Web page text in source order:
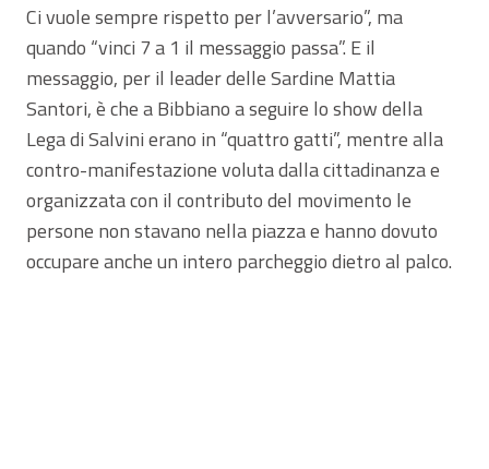
Ci vuole sempre rispetto per l’avversario”, ma
quando “vinci 7 a 1 il messaggio passa”. E il
messaggio, per il leader delle Sardine Mattia
Santori, è che a Bibbiano a seguire lo show della
Lega di Salvini erano in “quattro gatti”, mentre alla
contro-manifestazione voluta dalla cittadinanza e
organizzata con il contributo del movimento le
persone non stavano nella piazza e hanno dovuto
occupare anche un intero parcheggio dietro al palco.